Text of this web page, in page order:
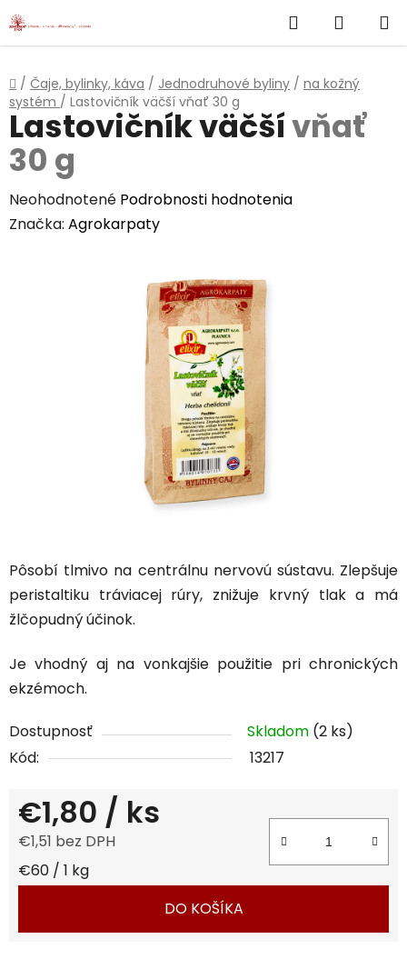
Prejsť
na
Hľadať
KOŠÍK
Domov
/ Čaje, bylinky, káva / Jednodruhové byliny / na kožný
systém / Lastovičník väčší vňať 30 g
Pôsobí tlmivo na centrálnu nervovú sústavu. Zlepšuje
peristaltiku tráviacej rúry, znižuje krvný tlak a má
žlčopudný účinok.
Je vhodný aj na vonkajšie použitie pri chronických
ekzémoch.
Dostupnosť Skladom (2 ks)
Kód:
13217
€1,80 / ks
€1,51 bez DPH
Jednotková cena:
€60 / 1 kg
DO KOŠÍKA
Lastovičník väčšívňať
30 g
Priemerné
hodnotenie
Neohodnotené Podrobnosti hodnotenia
Značka: Agrokarpaty